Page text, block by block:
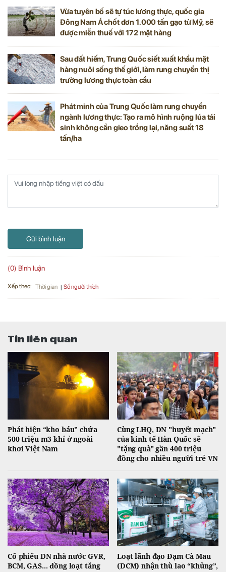
Vừa tuyên bố sẽ tự túc lương thực, quốc gia
Đông Nam Á chốt đơn 1.000 tấn gạo từ Mỹ, sẽ
được miễn thuế với 172 mặt hàng
Sau đất hiếm, Trung Quốc siết xuất khẩu mặt
hàng nuôi sống thế giới, làm rung chuyển thị
trường lương thực toàn cầu
Phát minh của Trung Quốc làm rung chuyển
ngành lương thực: Tạo ra mô hình ruộng lúa tái
sinh không cần gieo trồng lại, năng suất 18
tấn/ha
Gửi bình luận
(0) Bình luận
Xếp theo: Thời gian Số người thích
Tin liên quan
Phát hiện “kho báu” chứa
500 triệu m3 khí ở ngoài
khơi Việt Nam
Cùng LHQ, DN "huyết mạch"
của kinh tế Hàn Quốc sẽ
"tặng quà" gần 400 triệu
đồng cho nhiều người trẻ VN
Cổ phiếu DN nhà nước GVR,
BCM, GAS... đồng loạt tăng
Loạt lãnh đạo Đạm Cà Mau
(DCM) nhận thù lao “khủng”,